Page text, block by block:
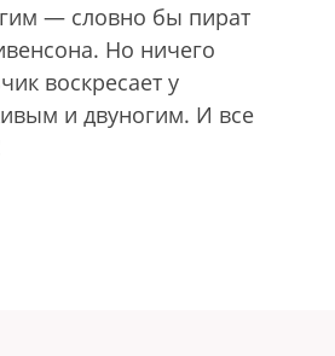
— словно бы пират
Но ничего
воскресает у
и двуногим. И все